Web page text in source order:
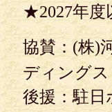
★2027年度
協賛：(株)
ディングス
後援：駐